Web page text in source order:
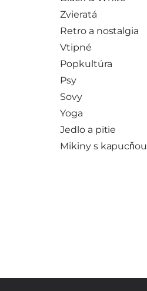
Zvieratá
Retro a nostalgia
Vtipné
Popkultúra
Psy
Sovy
Yoga
Jedlo a pitie
Mikiny s kapucňou